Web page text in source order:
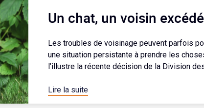
Un chat, un voisin
Les troubles de voisinage peuvent parfois
une situation persistante à prendre les
l’illustre la récente décision de la Division
Lire la suite